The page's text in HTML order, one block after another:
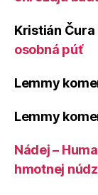
Kristián Čura
osobná púť
Lemmy
Lemmy
Nádej –
hmotnej